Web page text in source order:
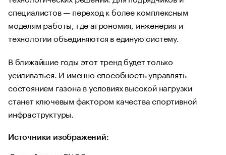
специалистов — переход к более комплексным
моделям работы, где агрономия, инженерия и
технологии объединяются в единую систему.
В ближайшие годы этот тренд будет только
усиливаться. И именно способность управлять
состоянием газона в условиях высокой нагрузки
станет ключевым фактором качества спортивной
инфраструктуры.
Источники изображений: